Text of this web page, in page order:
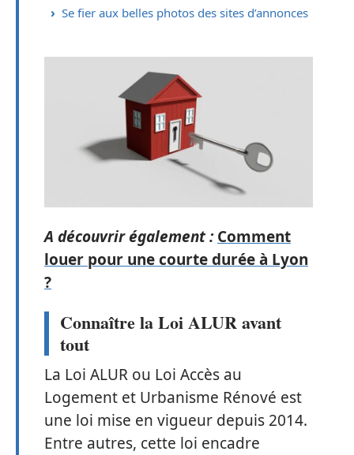
Se fier aux belles photos des sites d’annonces
A découvrir également : Comment
louer pour une courte durée à Lyon
?
Connaître la Loi ALUR avant
tout
La Loi ALUR ou Loi Accès au
Logement et Urbanisme Rénové est
une loi mise en vigueur depuis 2014.
Entre autres, cette loi encadre